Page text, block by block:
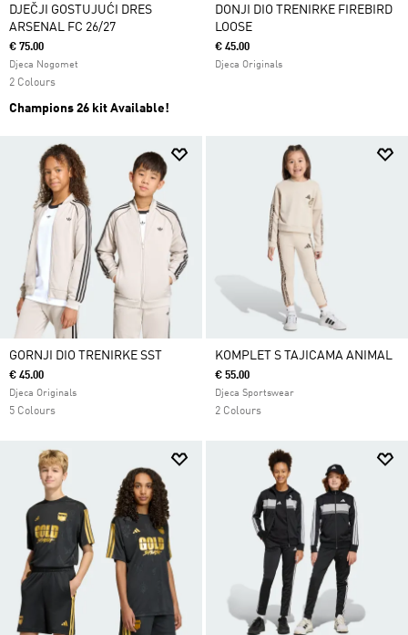
DJEČJI GOSTUJUĆI DRES
ARSENAL FC 26/27
€ 75.00
Djeca Nogomet
2 Colours
Champions 26 kit Available!
DONJI DIO TRENIRKE FIREBIRD
LOOSE
€ 45.00
Djeca Originals
GORNJI DIO TRENIRKE SST
€ 45.00
Djeca Originals
5 Colours
KOMPLET S TAJICAMA ANIMAL
€ 55.00
Djeca Sportswear
2 Colours